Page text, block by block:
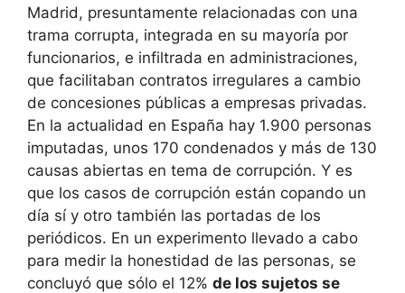
Madrid, presuntamente relacionadas con una
trama corrupta, integrada en su mayoría por
funcionarios, e infiltrada en administraciones,
que facilitaban contratos irregulares a cambio
de concesiones públicas a empresas privadas.
En la actualidad en España hay 1.900 personas
imputadas, unos 170 condenados y más de 130
causas abiertas en tema de corrupción. Y es
que los casos de corrupción están copando un
día sí y otro también las portadas de los
periódicos. En un experimento llevado a cabo
para medir la honestidad de las personas, se
concluyó que sólo el 12% de los sujetos se